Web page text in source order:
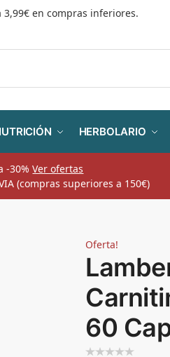
en compras inferiores.
HERBOLARIO
-30%Ver ofertas
(compras superiores a 150€)
Oferta!
60